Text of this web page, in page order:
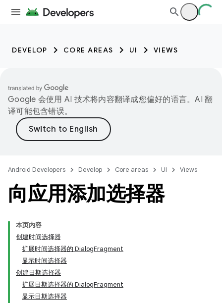
DEVELOP CORE AREAS UI VIEWS
Google 会使用 AI 技术将内容翻译成您偏好的语言。AI 翻
译可能包含错误。
Android Developers Develop Core areas UI Views
向应用添加选择器
本页内容
创建时间选择器
扩展时间选择器的 DialogFragment
显示时间选择器
创建日期选择器
扩展日期选择器的 DialogFragment
显示日期选择器